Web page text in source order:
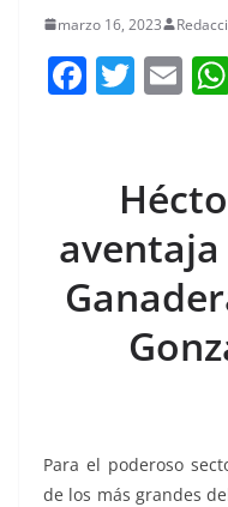
marzo 16, 2023
F
b
o
o
T
er
E
l
Para el poderoso
de los más grandes